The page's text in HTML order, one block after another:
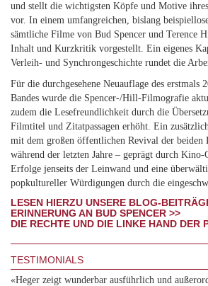
und stellt die wichtigsten Köpfe und Motive
vor. In einem umfangreichen, bislang
sämtliche Filme von Bud Spencer und Terence
Inhalt und Kurzkritik vorgestellt. Ein eigenes
Verleih- und Synchrongeschichte rundet die
Für die durchgesehene Neuauflage des erstmals
Bandes wurde die Spencer-/Hill-Filmografie
zudem die Lesefreundlichkeit durch die
Filmtitel und Zitatpassagen erhöht. Ein
mit dem großen öffentlichen Revival der beiden
während der letzten Jahre – geprägt durch
Erfolge jenseits der Leinwand und eine
popkultureller Würdigungen durch die
LESEN HIERZU UNSERE BLOG-
ERINNERUNG AN BUD SPENCER >>
DIE RECHTE UND DIE LINKE HAND DER
TESTIMONIALS
«Heger zeigt wunderbar ausführlich und